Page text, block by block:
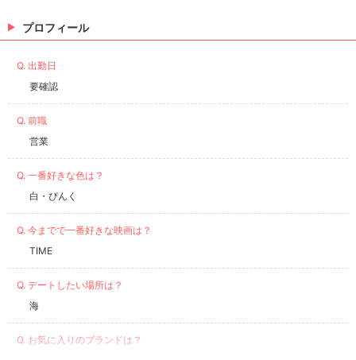
着物はあかね美容室👘💓 いつもあかねさんに着物選ん
プロフィール
Q. 出勤日
要確認
Q. 前職
営業
Q. 一番好きな色は？
白・ぴんく
Q. 今までで一番好きな映画は？
TIME
Q. デートしたい場所は？
海
Q. お気に入りのブランドは？